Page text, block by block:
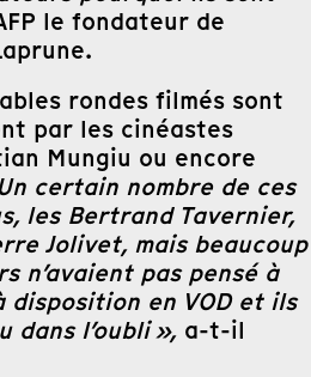
le fondateur de
rondes filmés sont
par les cinéastes
Mungiu ou encore
certain nombre de ces
les Bertrand Tavernier,
Jolivet, mais beaucoup
n’avaient pas pensé à
en VOD et ils
l’oubli », a-t-il